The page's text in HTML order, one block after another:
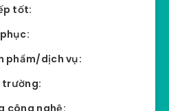
tốt:
phẩm/dịch vụ:
trường:
công nghệ: